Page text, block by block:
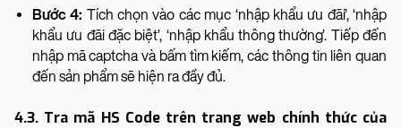
Bước 4: Tích chọn vào các mục ‘nhập khẩu ưu đãi’, ‘nhập
khẩu ưu đãi đặc biệt’, ‘nhập khẩu thông thường’. Tiếp đến
nhập mã captcha và bấm tìm kiếm, các thông tin liên quan
đến sản phẩm sẽ hiện ra đầy đủ.
4.3. Tra mã HS Code trên trang web chính thức của